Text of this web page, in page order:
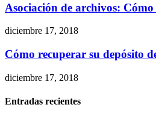
Asociación de archivos:
diciembre 17, 2018
Cómo recuperar su depósito
diciembre 17, 2018
Entradas recientes